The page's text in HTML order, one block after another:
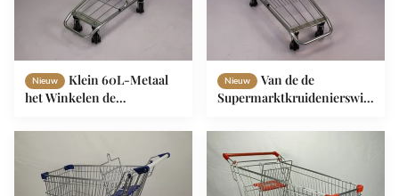
Nieuw
Klein 60L-Metaal
het Winkelen de
van de
Karretjekruidenierswinkel
met Pu-Wielen
Nieuw
Van de de
Supermarktkruidenierswinkel
Boodschappenwagentje
Aangepast Logo And Color